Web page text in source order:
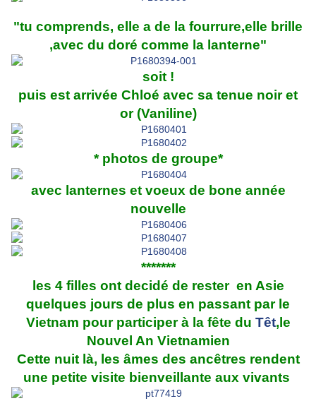
"tu comprends, elle a de la fourrure,elle brille
,avec du doré comme la lanterne"
soit !
puis est arrivée Chloé avec sa tenue noir et
or (Vaniline)
* photos de groupe*
avec lanternes et voeux de bone année
nouvelle
*******
les 4 filles ont decidé de rester en Asie
quelques jours de plus en passant par le
Vietnam pour participer à la fête du Têt,le
Nouvel An Vietnamien
Cette nuit là, les âmes des ancêtres rendent
une petite visite bienveillante aux vivants